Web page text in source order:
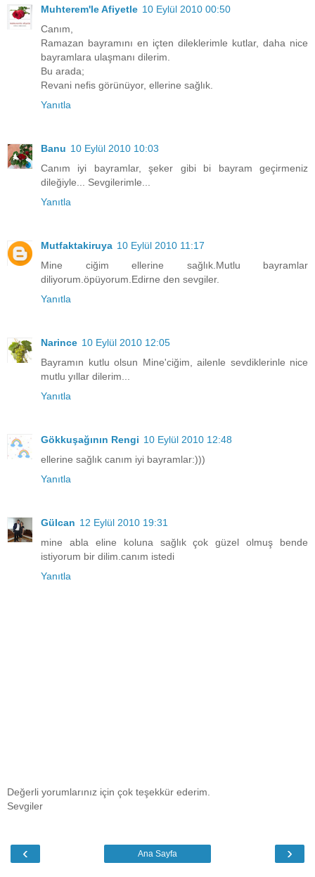
Muhterem'le Afiyetle 10 Eylül 2010 00:50
Canım,
Ramazan bayramını en içten dileklerimle kutlar, daha nice
bayramlara ulaşmanı dilerim.
Bu arada;
Revani nefis görünüyor, ellerine sağlık.
Yanıtla
Banu 10 Eylül 2010 10:03
Canım iyi bayramlar, şeker gibi bi bayram geçirmeniz
dileğiyle... Sevgilerimle...
Yanıtla
Mutfaktakiruya 10 Eylül 2010 11:17
Mine ciğim ellerine sağlık.Mutlu bayramlar
diliyorum.öpüyorum.Edirne den sevgiler.
Yanıtla
Narince 10 Eylül 2010 12:05
Bayramın kutlu olsun Mine'ciğim, ailenle sevdiklerinle nice
mutlu yıllar dilerim...
Yanıtla
Gökkuşağının Rengi 10 Eylül 2010 12:48
ellerine sağlık canım iyi bayramlar:)))
Yanıtla
Gülcan 12 Eylül 2010 19:31
mine abla eline koluna sağlık çok güzel olmuş bende
istiyorum bir dilim.canım istedi
Yanıtla
Değerli yorumlarınız için çok teşekkür ederim.
Sevgiler
‹ ›
Ana Sayfa